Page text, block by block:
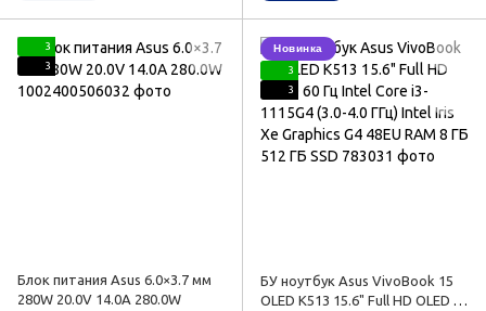
3
3
Блок питания Asus 6.0×3.7 мм
280W 20.0V 14.0A 280.0W
Новинка
3
3
БУ ноутбук Asus VivoBook 15
OLED K513 15.6" Full HD OLED 60